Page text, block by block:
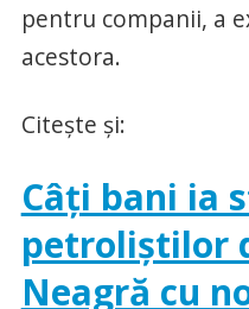
pentru companii, a
acestora.
Citeşte şi:
Câţi bani ia
petroliştilor
Neagră cu